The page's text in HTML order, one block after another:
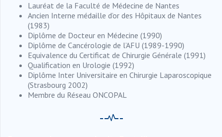
Lauréat de la Faculté de Médecine de Nantes
Ancien Interne médaille d’or des Hôpitaux de Nantes
(1983)
Diplôme de Docteur en Médecine (1990)
Diplôme de Cancérologie de l’AFU (1989-1990)
Equivalence du Certificat de Chirurgie Générale (1991)
Qualification en Urologie (1992)
Diplôme Inter Universitaire en Chirurgie Laparoscopique
(Strasbourg 2002)
Membre du Réseau ONCOPAL